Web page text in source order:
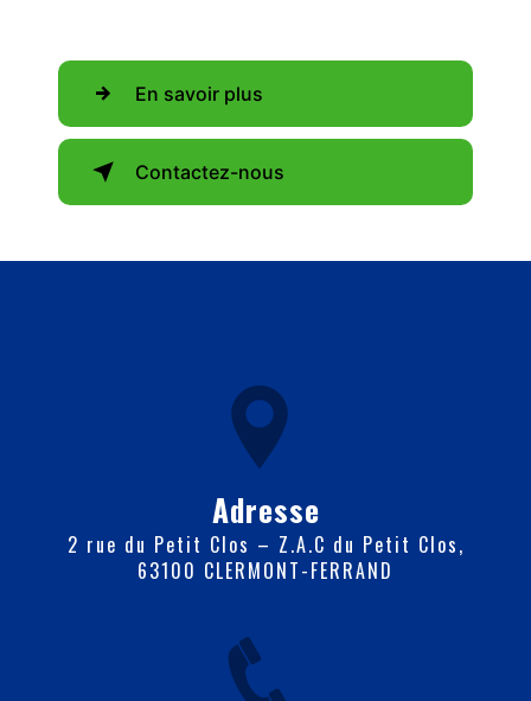
En savoir plus
Contactez-nous
Adresse
2 rue du Petit Clos – Z.A.C du Petit Clos,
63100 CLERMONT-FERRAND